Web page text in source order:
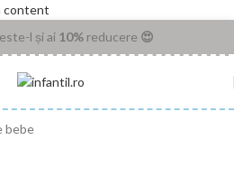
content
l și ai 10% reducere 😍
bebe